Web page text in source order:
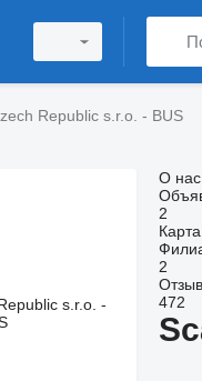
Republic s.r.o. - BUS
О нас
2
Карта
2
472